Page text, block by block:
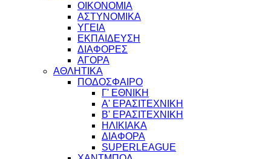
ΟΙΚΟΝΟΜΙΑ
ΑΣΤΥΝΟΜΙΚΑ
ΥΓΕΙΑ
ΕΚΠΑΙΔΕΥΣΗ
ΔΙΑΦΟΡΕΣ
ΑΓΟΡΑ
ΑΘΛΗΤΙΚΑ
ΠΟΔΟΣΦΑΙΡΟ
Γ' ΕΘΝΙΚΗ
Α' ΕΡΑΣΙΤΕΧΝΙΚΗ
Β' ΕΡΑΣΙΤΕΧΝΙΚΗ
ΗΛΙΚΙΑΚΑ
ΔΙΑΦΟΡΑ
SUPERLEAGUE